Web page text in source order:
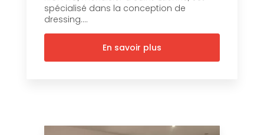
spécialisé dans la conception de
dressing....
En savoir plus